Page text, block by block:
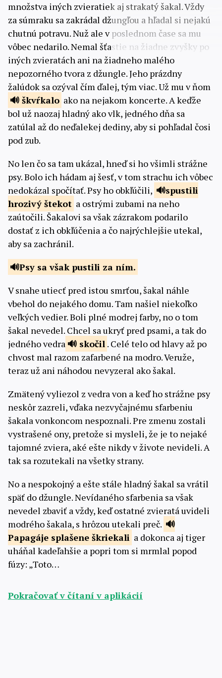
množstva iných zvieratiek aj strakatý šakal. Vždy
za súmraku sa zakrádal džungľou a hľadal si nejakú
chutnú potravu. Nuž ale v poslednom čase sa mu
vôbec nedarilo. Nemal šťastie na žiadne zvyšky po
iných zvieratách ani na žiadneho malého
nepozorného tvora z džungle. Jeho prázdny
žalúdok sa ozýval čím ďalej, tým viac. Už mu v ňom
škvŕkalo ako na nejakom koncerte. A keďže
bol už naozaj hladný ako vlk, jedného dňa sa
zatúlal až do neďalekej dediny, aby si pohľadal čosi
pod zub.
No len čo sa tam ukázal, hneď si ho všimli strážne
psy. Bolo ich hádam aj šesť, v tom strachu ich vôbec
nedokázal spočítať. Psy ho obkľúčili,
spustili
hrozivý štekot a ostrými zubami na neho
zaútočili. Šakalovi sa však zázrakom podarilo
dostať z ich obkľúčenia a čo najrýchlejšie utekal,
aby sa zachránil.
Psy sa všakpustili za ním.
V snahe utiecť pred istou smrťou, šakal náhle
vbehol do nejakého domu. Tam našiel niekoľko
veľkých vedier. Boli plné modrej farby, no o tom
šakal nevedel. Chcel sa ukryť pred psami, a tak do
jedného vedra
skočil . Celé telo od hlavy až po
chvost mal razom zafarbené na modro. Veruže,
teraz už ani náhodou nevyzeral ako šakal.
Zmätený vyliezol z vedra von a keď ho strážne psy
neskôr zazreli, vďaka nezvyčajnému sfarbeniu
šakala vonkoncom nespoznali. Pre zmenu zostali
vystrašené ony, pretože si mysleli, že je to nejaké
tajomné zviera, aké ešte nikdy v živote nevideli. A
tak sa rozutekali na všetky strany.
No a nespokojný a ešte stále hladný šakal sa vrátil
späť do džungle. Nevídaného sfarbenia sa však
nevedel zbaviť a vždy, keď ostatné zvieratá uvideli
modrého šakala, s hrôzou utekali preč.
Papagáje splašene škriekali a dokonca aj tiger
uháňal kadeľahšie a popri tom si mrmlal popod
fúzy: „Toto…
Pokračovať v čítaní v aplikácií